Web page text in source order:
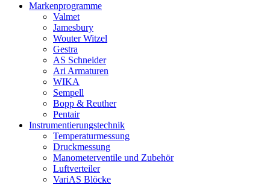
Markenprogramme
Valmet
Jamesbury
Wouter Witzel
Gestra
AS Schneider
Ari Armaturen
WIKA
Sempell
Bopp & Reuther
Pentair
Instrumentierungs­technik
Temperaturmessung
Druckmessung
Manometerventile und Zubehör
Luftverteiler
VariAS Blöcke